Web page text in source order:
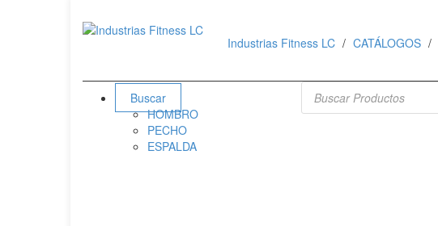
Industrias Fitness LC CATÁLOGOS
Buscar
HOMBRO
PECHO
ESPALDA
Búsqueda de productos